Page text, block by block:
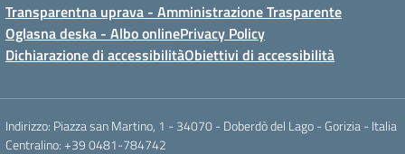
Transparentna uprava - Amministrazione Trasparente
Oglasna deska - Albo onlinePrivacy Policy
Dichiarazione di accessibilitàObiettivi di accessibilità
Indirizzo: Piazza san Martino, 1 - 34070 - Doberdò del Lago - Gorizia - Italia
Centralino: +39 0481-784742